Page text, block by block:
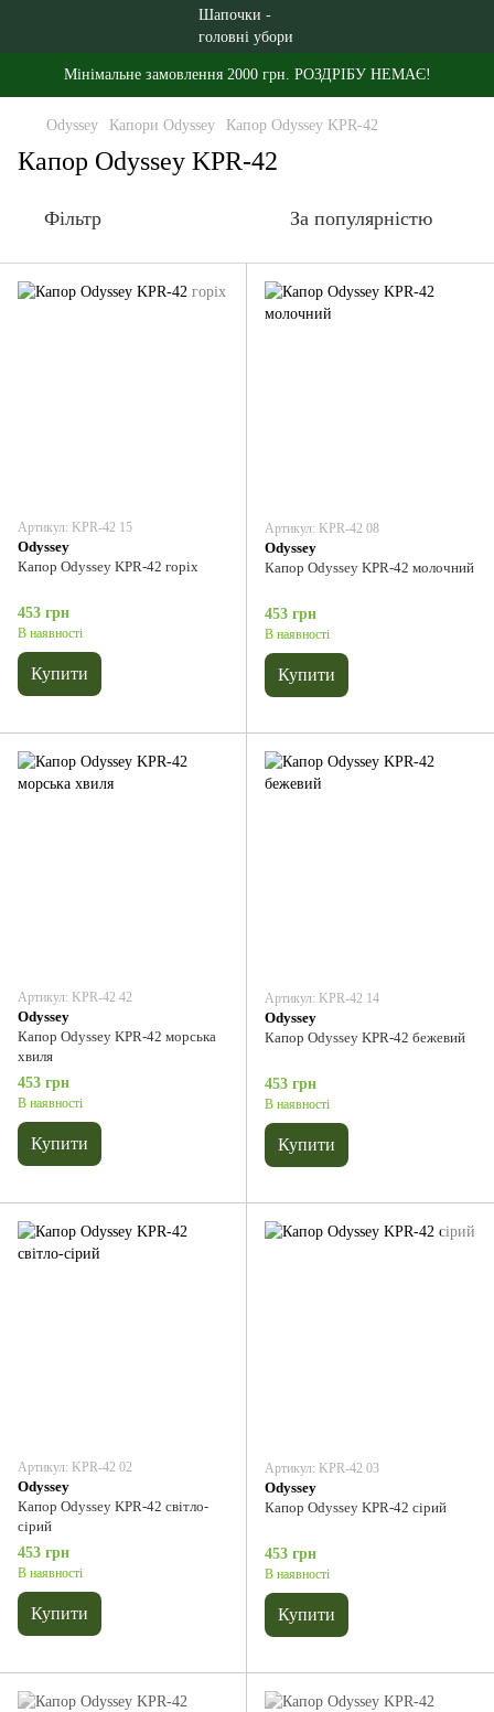
Мінімальне замовлення 2000 грн. РОЗДРІБУ НЕМАЄ!
Odyssey Капори Odyssey Капор Odyssey KPR-42
Капор Odyssey KPR-42
Фільтр За популярністю
Артикул: KPR-42 15
Odyssey
Капор Odyssey KPR-42 горіх
453 грн
В наявності
Купити
Артикул: KPR-42 08
Odyssey
Капор Odyssey KPR-42 молочний
453 грн
В наявності
Купити
Артикул: KPR-42 42
Odyssey
Капор Odyssey KPR-42 морська
хвиля
453 грн
В наявності
Купити
Артикул: KPR-42 14
Odyssey
Капор Odyssey KPR-42 бежевий
453 грн
В наявності
Купити
Артикул: KPR-42 02
Odyssey
Капор Odyssey KPR-42 світло-
сірий
453 грн
В наявності
Купити
Артикул: KPR-42 03
Odyssey
Капор Odyssey KPR-42 сірий
453 грн
В наявності
Купити